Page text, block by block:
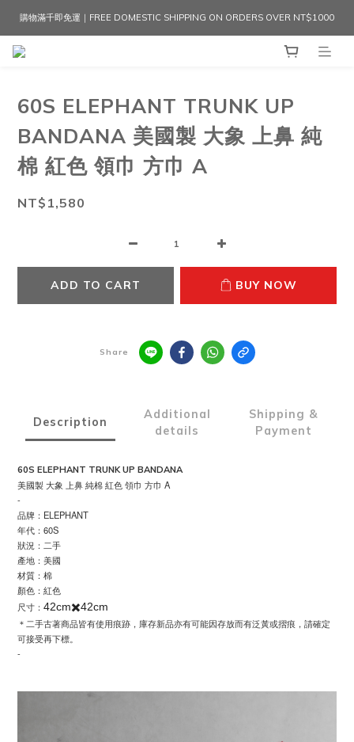
購物滿千即免運｜FREE DOMESTIC SHIPPING ON ORDERS OVER NT$1000
60S ELEPHANT TRUNK UP
BANDANA 美國製 大象 上鼻 純
棉 紅色 領巾 方巾 A
NT$1,580
ADD TO CART BUY NOW
Share
Description
Additional
details
Shipping &
Payment
60S ELEPHANT TRUNK UP BANDANA
美國製 大象 上鼻 純棉 紅色 領巾 方巾 A
-
品牌：ELEPHANT
年代：60S
狀況：二手
產地：美國
材質：棉
顏色：紅色
尺寸： 42cm✖️42cm
＊二手古著商品皆有使用痕跡，庫存新品亦有可能因存放而有泛黃或摺痕，請確定
可接受再下標。
-